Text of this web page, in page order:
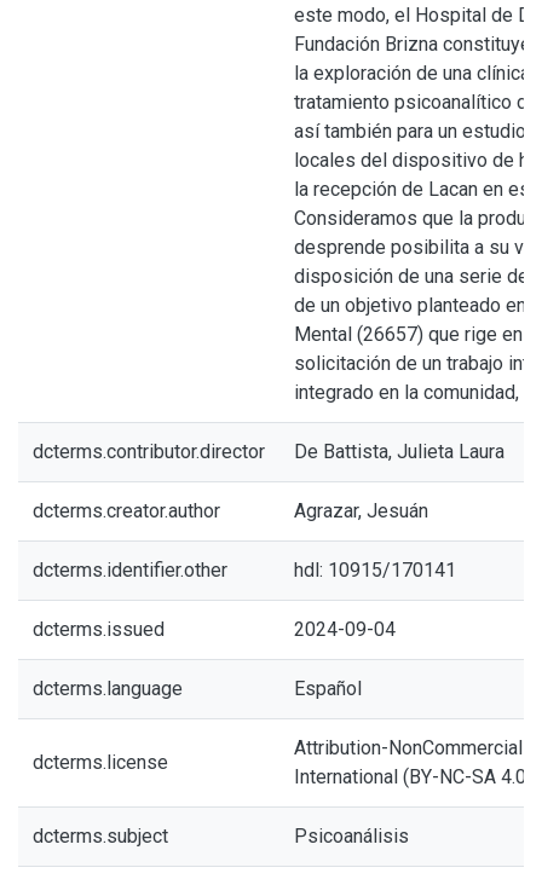
este modo, el Hospital de
Fundación Brizna
la exploración de una clínica
tratamiento psicoanalítico
así también para un estudio
locales del dispositivo de
la recepción de Lacan en
Consideramos que la
desprende posibilita a su
disposición de una serie de
de un objetivo planteado en
Mental (26657) que rige en
solicitación de un trabajo
integrado en la comunidad,
dcterms.contributor.director De Battista, Julieta Laura
dcterms.creator.author Agrazar, Jesuán
dcterms.identifier.other hdl: 10915/170141
dcterms.issued 2024-09-04
dcterms.language Español
dcterms.license
Attribution-NonCommercial-
International (BY-NC-SA 4.0)
dcterms.subject Psicoanálisis